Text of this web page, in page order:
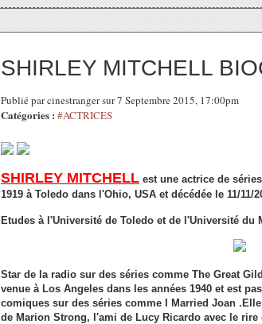
SHIRLEY MITCHELL
Publié par cinestranger sur 7 Septembre 2015, 17:00pm
Catégories : #ACTRICES
SHIRLEY MITCHELL est une actrice de
1919 à Toledo dans l'Ohio, USA et décédée le 11/11/
Etudes à l'Université de Toledo et de l'Université du
Star de la radio sur des séries comme The Great
venue à Los Angeles dans les années 1940 et est
comiques sur des séries comme I Married Joan
de Marion Strong, l'ami de Lucy Ricardo avec le